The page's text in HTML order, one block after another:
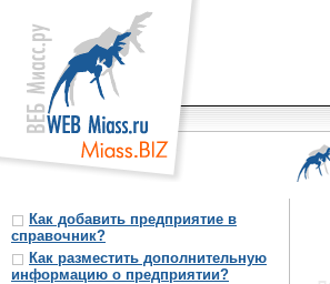
Как добавить предприятие в
справочник?
Как разместить дополнительную
информацию о предприятии?